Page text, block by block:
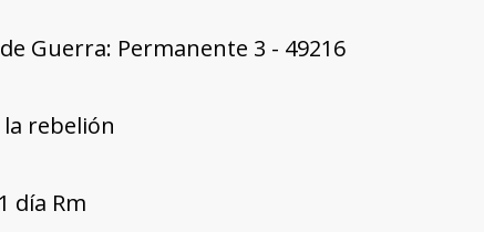
Guerra: Permanente 3 - 49216
rebelión
día Rm